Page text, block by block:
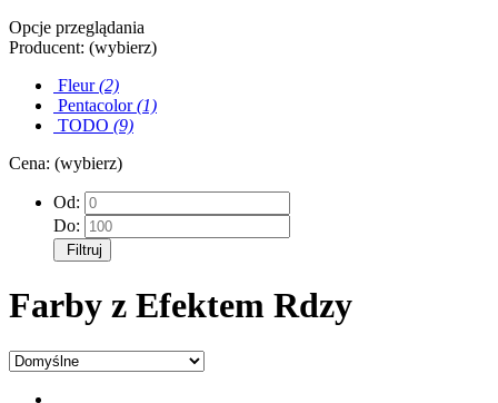
Opcje przeglądania
Producent: (wybierz)
Fleur (2)
Pentacolor (1)
TODO (9)
Cena: (wybierz)
Od:
Do:
Filtruj
Farby z Efektem Rdzy